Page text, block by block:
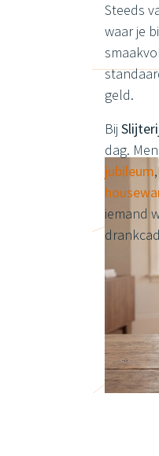
Steeds
waar je
geld.
Bij
dag.
jubileum
iemand